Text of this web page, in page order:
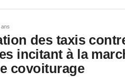
ans
des taxis
incitant à la
covoiturage